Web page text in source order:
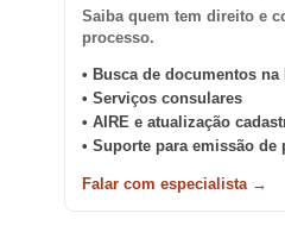
Saiba quem tem direito e
processo.
• Busca de documentos na
• Serviços consulares
• AIRE e atualização
• Suporte para emissão de
Falar com especialista →